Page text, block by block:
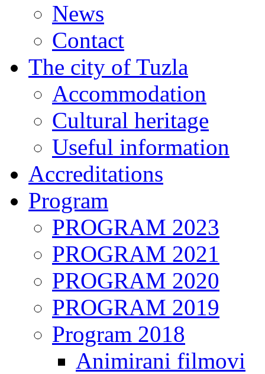
News
Contact
The city of Tuzla
Accommodation
Cultural heritage
Useful information
Accreditations
Program
PROGRAM 2023
PROGRAM 2021
PROGRAM 2020
PROGRAM 2019
Program 2018
Animirani filmovi